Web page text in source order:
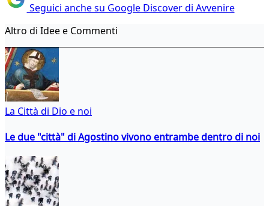
Seguici anche su Google Discover di Avvenire
Altro di Idee e Commenti
La Città di Dio e noi
Le due "città" di Agostino vivono entrambe dentro di noi